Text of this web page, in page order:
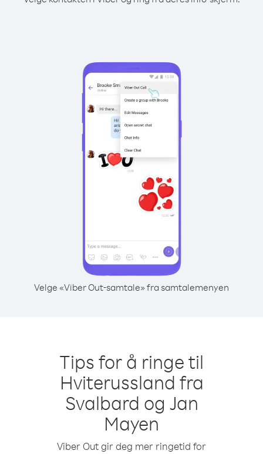
Velge «Viber Out-samtale» fra samtalemenyen
Tips for å ringe til
Hviterussland fra
Svalbard og Jan
Mayen
Viber Out gir deg mer ringetid for